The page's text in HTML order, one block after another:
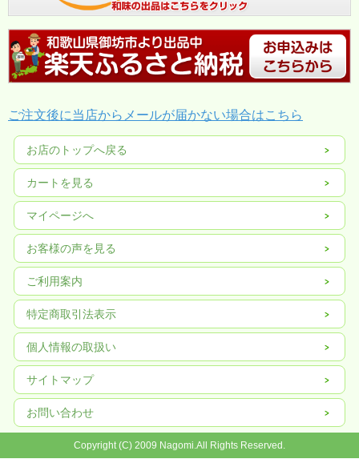
ご注文後に当店からメールが届かない場合はこちら
お店のトップへ戻る
カートを見る
マイページへ
お客様の声を見る
ご利用案内
特定商取引法表示
個人情報の取扱い
サイトマップ
お問い合わせ
Copyright (C) 2009 Nagomi.All Rights Reserved.